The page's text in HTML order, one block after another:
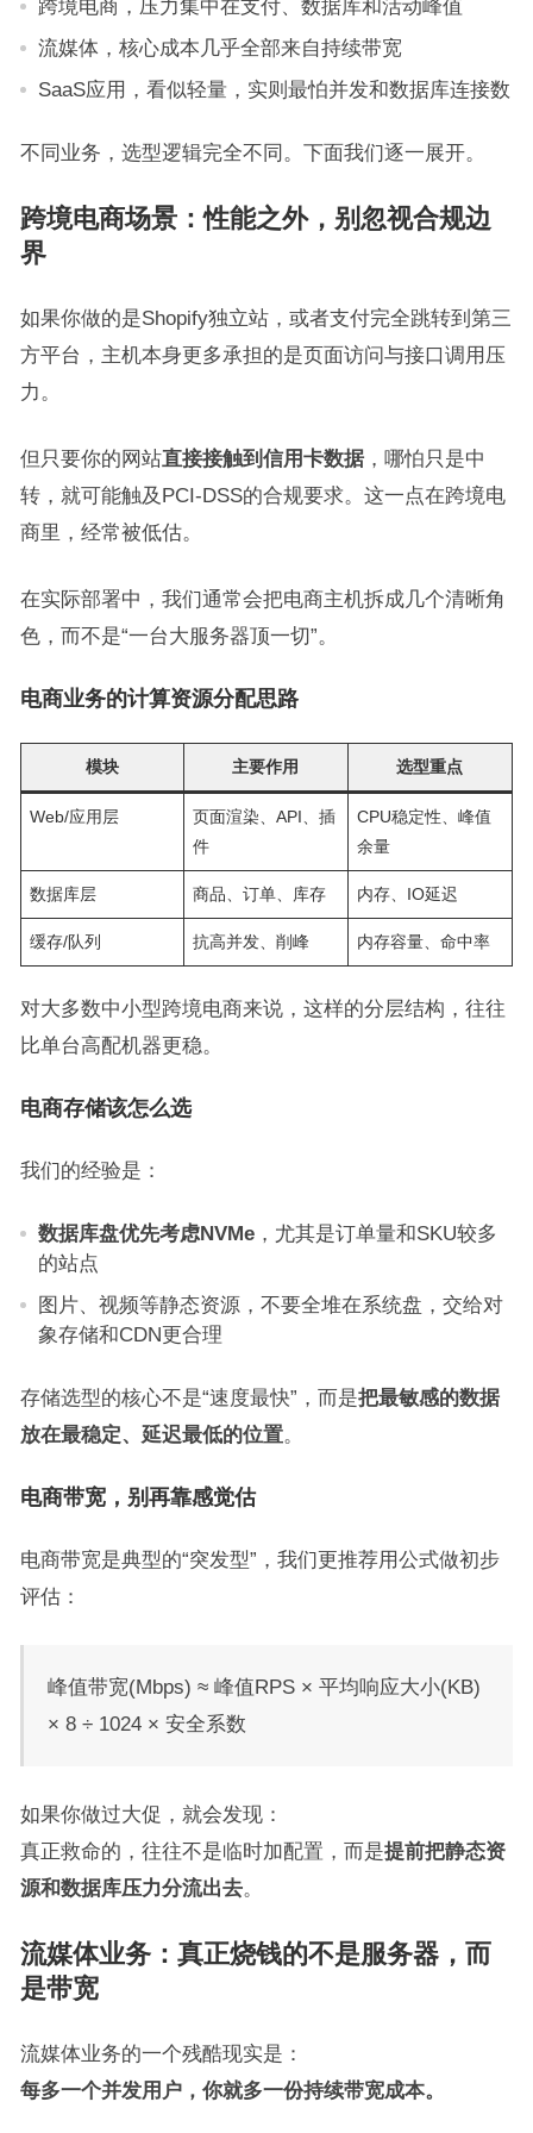
跨境电商，压力集中在支付、数据库和活动峰值
流媒体，核心成本几乎全部来自持续带宽
SaaS应用，看似轻量，实则最怕并发和数据库连接数
不同业务，选型逻辑完全不同。下面我们逐一展开。
跨境电商场景：性能之外，别忽视合规边
界
如果你做的是Shopify独立站，或者支付完全跳转到第三
方平台，主机本身更多承担的是页面访问与接口调用压
力。
但只要你的网站直接接触到信用卡数据，哪怕只是中
转，就可能触及PCI-DSS的合规要求。这一点在跨境电
商里，经常被低估。
在实际部署中，我们通常会把电商主机拆成几个清晰角
色，而不是“一台大服务器顶一切”。
电商业务的计算资源分配思路
模块 主要作用 选型重点
Web/应用层
页面渲染、API、插
件
CPU稳定性、峰值
余量
数据库层 商品、订单、库存 内存、IO延迟
缓存/队列 抗高并发、削峰 内存容量、命中率
对大多数中小型跨境电商来说，这样的分层结构，往往
比单台高配机器更稳。
电商存储该怎么选
我们的经验是：
数据库盘优先考虑NVMe，尤其是订单量和SKU较多
的站点
图片、视频等静态资源，不要全堆在系统盘，交给对
象存储和CDN更合理
存储选型的核心不是“速度最快”，而是把最敏感的数据
放在最稳定、延迟最低的位置。
电商带宽，别再靠感觉估
电商带宽是典型的“突发型”，我们更推荐用公式做初步
评估：
峰值带宽(Mbps) ≈ 峰值RPS × 平均响应大小(KB)
× 8 ÷ 1024 × 安全系数
如果你做过大促，就会发现：
真正救命的，往往不是临时加配置，而是提前把静态资
源和数据库压力分流出去。
流媒体业务：真正烧钱的不是服务器，而
是带宽
流媒体业务的一个残酷现实是：
每多一个并发用户，你就多一份持续带宽成本。